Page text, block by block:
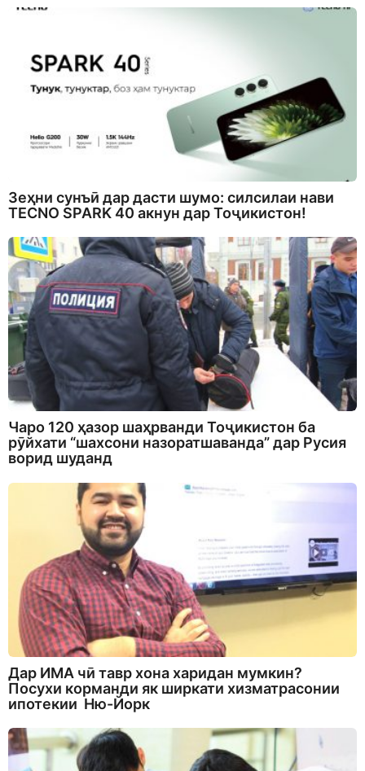
Зеҳни сунъӣ дар дасти шумо: силсилаи нави
TECNO SPARK 40 акнун дар Тоҷикистон!
Чаро 120 ҳазор шаҳрванди Тоҷикистон ба
рӯйхати “шахсони назоратшаванда” дар Русия
ворид шуданд
Дар ИМА чӣ тавр хона харидан мумкин?
Посухи корманди як ширкати хизматрасонии
ипотекии Ню-Йорк